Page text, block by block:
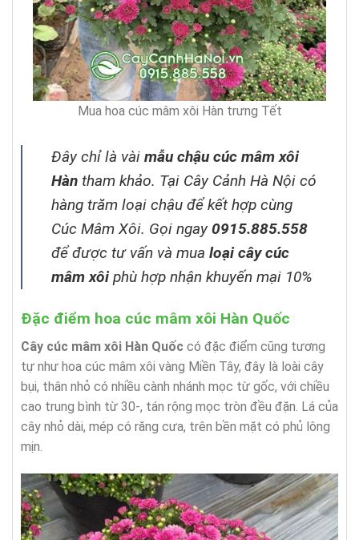
Mua hoa cúc mâm xôi Hàn trưng Tết
Đây chỉ là vài mẫu chậu cúc mâm xôi
Hàn tham khảo. Tại Cây Cảnh Hà Nội có
hàng trăm loại chậu để kết hợp cùng
Cúc Mâm Xôi. Gọi ngay0915.885.558
để được tư vấn và mua loại cây cúc
mâm xôiphù hợp nhận khuyến mại 10%
Đặc điểm hoa cúc mâm xôi Hàn Quốc
Cây cúc mâm xôi Hàn Quốc có đặc điểm cũng tương
tự như hoa cúc mâm xôi vàng Miền Tây, đây là loài cây
bụi, thân nhỏ có nhiều cành nhánh mọc từ gốc, với chiều
cao trung bình từ 30-, tán rộng mọc tròn đều đặn. Lá của
cây nhỏ dài, mép có răng cưa, trên bền mặt có phủ lông
mịn.